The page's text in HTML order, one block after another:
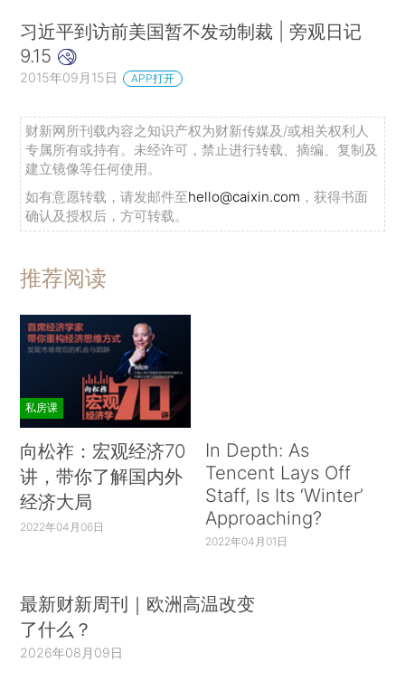
习近平到访前美国暂不发动制裁 | 旁观日记
9.15
2015年09月15日 APP打开
财新网所刊载内容之知识产权为财新传媒及/或相关权利人
专属所有或持有。未经许可，禁止进行转载、摘编、复制及
建立镜像等任何使用。
如有意愿转载，请发邮件至hello@caixin.com ，获得书面
确认及授权后，方可转载。
推荐阅读
私房课
向松祚：宏观经济70
讲，带你了解国内外
经济大局
2022年04月06日
In Depth: As
Tencent Lays Off
Staff, Is Its ‘Winter’
Approaching?
2022年04月01日
最新财新周刊｜欧洲高温改变
了什么？
2026年08月09日